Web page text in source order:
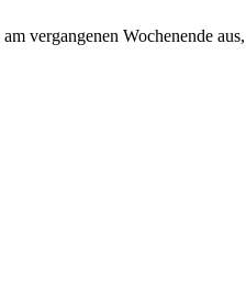
vergangenen Wochenende